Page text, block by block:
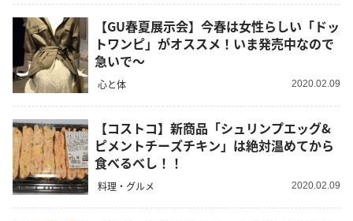
【GU春夏展示会】今春は女性らしい「ドッ
トワンピ」がオススメ！いま発売中なので
急いで～
心と体 2020.02.09
【コストコ】新商品「シュリンプエッグ&
ピメントチーズチキン」は絶対温めてから
食べるべし！！
料理・グルメ 2020.02.09